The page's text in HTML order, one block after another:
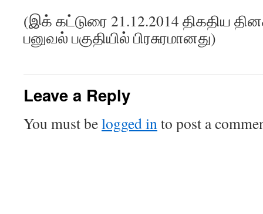
(இக் கட்டுரை 21.12.2014 திகதிய
பனுவல் பகுதியில் பிரசுரமானது)
Leave a Reply
You must belogged into post a